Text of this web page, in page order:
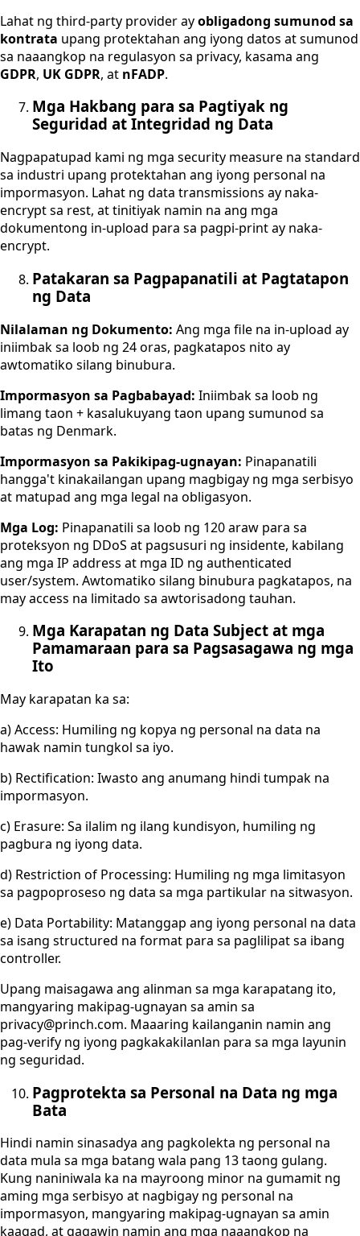
Lahat ng third-party provider ayobligadong sumunod sa
kontrata upang protektahan ang iyong datos at sumunod
sa naaangkop na regulasyon sa privacy, kasama ang
GDPR, UK GDPR, at nFADP.
Mga Hakbang para sa Pagtiyak ng
Seguridad at Integridad ng Data
Nagpapatupad kami ng mga security measure na standard
sa industri upang protektahan ang iyong personal na
impormasyon. Lahat ng data transmissions ay naka-
encrypt sa rest, at tinitiyak namin na ang mga
dokumentong in-upload para sa pagpi-print ay naka-
encrypt.
Patakaran sa Pagpapanatili at Pagtatapon
ng Data
Nilalaman ng Dokumento: Ang mga file na in-upload ay
iniimbak sa loob ng 24 oras, pagkatapos nito ay
awtomatiko silang binubura.
Impormasyon sa Pagbabayad: Iniimbak sa loob ng
limang taon + kasalukuyang taon upang sumunod sa
batas ng Denmark.
Impormasyon sa Pakikipag-ugnayan: Pinapanatili
hangga't kinakailangan upang magbigay ng mga serbisyo
at matupad ang mga legal na obligasyon.
Mga Log: Pinapanatili sa loob ng 120 araw para sa
proteksyon ng DDoS at pagsusuri ng insidente, kabilang
ang mga IP address at mga ID ng authenticated
user/system. Awtomatiko silang binubura pagkatapos, na
may access na limitado sa awtorisadong tauhan.
Mga Karapatan ng Data Subject at mga
Pamamaraan para sa Pagsasagawa ng mga
Ito
May karapatan ka sa:
a) Access: Humiling ng kopya ng personal na data na
hawak namin tungkol sa iyo.
b) Rectification: Iwasto ang anumang hindi tumpak na
impormasyon.
c) Erasure: Sa ilalim ng ilang kundisyon, humiling ng
pagbura ng iyong data.
d) Restriction of Processing: Humiling ng mga limitasyon
sa pagpoproseso ng data sa mga partikular na sitwasyon.
e) Data Portability: Matanggap ang iyong personal na data
sa isang structured na format para sa paglilipat sa ibang
controller.
Upang maisagawa ang alinman sa mga karapatang ito,
mangyaring makipag-ugnayan sa amin sa
privacy@princh.com. Maaaring kailanganin namin ang
pag-verify ng iyong pagkakakilanlan para sa mga layunin
ng seguridad.
Pagprotekta sa Personal na Data ng mga
Bata
Hindi namin sinasadya ang pagkolekta ng personal na
data mula sa mga batang wala pang 13 taong gulang.
Kung naniniwala ka na mayroong minor na gumamit ng
aming mga serbisyo at nagbigay ng personal na
impormasyon, mangyaring makipag-ugnayan sa amin
kaagad, at gagawin namin ang mga naaangkop na